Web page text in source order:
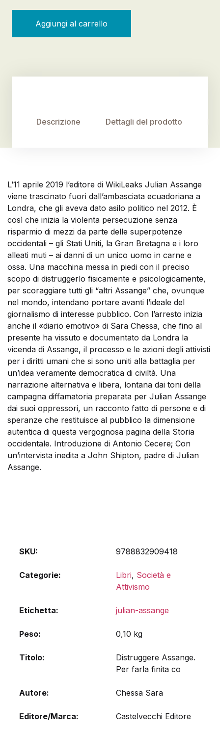
Aggiungi al carrello
Descrizione Dettagli del prodotto
L’11 aprile 2019 l’editore di WikiLeaks Julian Assange
viene trascinato fuori dall’ambasciata ecuadoriana a
Londra, che gli aveva dato asilo politico nel 2012. È
così che inizia la violenta persecuzione senza
risparmio di mezzi da parte delle superpotenze
occidentali – gli Stati Uniti, la Gran Bretagna e i loro
alleati muti – ai danni di un unico uomo in carne e
ossa. Una macchina messa in piedi con il preciso
scopo di distruggerlo fisicamente e psicologicamente,
per scoraggiare tutti gli “altri Assange” che, ovunque
nel mondo, intendano portare avanti l’ideale del
giornalismo di interesse pubblico. Con l’arresto inizia
anche il «diario emotivo» di Sara Chessa, che fino al
presente ha vissuto e documentato da Londra la
vicenda di Assange, il processo e le azioni degli attivisti
per i diritti umani che si sono uniti alla battaglia per
un’idea veramente democratica di civiltà. Una
narrazione alternativa e libera, lontana dai toni della
campagna diffamatoria preparata per Julian Assange
dai suoi oppressori, un racconto fatto di persone e di
speranze che restituisce al pubblico la dimensione
autentica di questa vergognosa pagina della Storia
occidentale. Introduzione di Antonio Cecere; Con
un’intervista inedita a John Shipton, padre di Julian
Assange.
SKU: 9788832909418
Categorie: Libri, Società e
Attivismo
Etichetta: julian-assange
Peso 0,10 kg
Titolo
Distruggere Assange.
Per farla finita co
Autore Chessa Sara
Editore/Marca Castelvecchi Editore